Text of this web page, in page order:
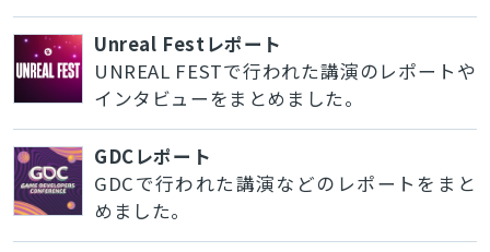
Unreal Festレポート
UNREAL FESTで行われた講演のレポートや
インタビューをまとめました。
GDCレポート
GDCで行われた講演などのレポートをまと
めました。